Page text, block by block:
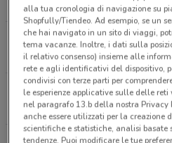
1 km
CHIUSO
Str. Della Bruciata - Via
5.1 km
CHIUSO
Via Corinaldese, 4
14.6 km
CHIUSO
alla tua cronologia di navigazione su
Shopfully/Tiendeo. Ad esempio, se un
che hai navigato in un sito di viaggi,
tema vacanze. Inoltre, i dati sulla
il relativo consenso) insieme alle
rete e agli identificativi del dispositivo,
condivisi con terze parti per
le esperienze applicative sulle delle
nel paragrafo 13.b della nostra Privacy
anche essere utilizzati per la creazione
scientifiche e statistiche, analisi
tendenze. Puoi modificare le tue